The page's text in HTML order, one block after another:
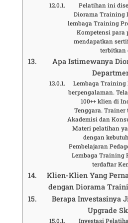
Pelatihan ini
Diorama Training
lembaga Training
Kompetensi para
mendapatkan
terbitkan
Apa Istimewanya
Lembaga Training
berpengalaman.
100++ klien di
Tenggara.
Akademisi dan
Materi pelatihan
dengan
Pembelajaran
Lembaga Training
terdaftar
Klien-Klien Yang
dengan Diorama
Berapa Investasinya
Upgrade
Investasi